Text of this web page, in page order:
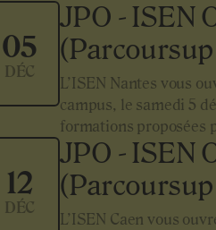
05
DÉC
JPO - ISEN
L’ISEN Nantes vous
campus, le samedi 5
formations proposées
12
DÉC
JPO - ISEN
L’ISEN Caen vous